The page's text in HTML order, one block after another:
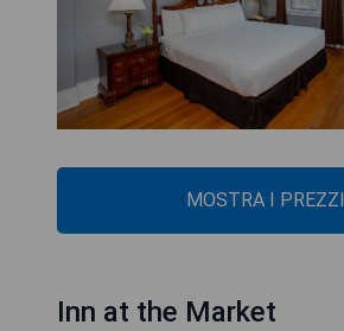
MOSTRA I PREZZI
Inn at the Market